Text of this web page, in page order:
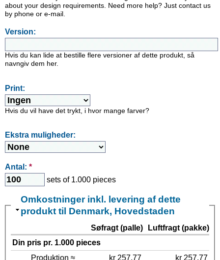
about your design requirements. Need more help? Just contact us
by phone or e-mail.
Version:
Hvis du kan lide at bestille flere versioner af dette produkt, så
navngiv dem her.
Print:
Hvis du vil have det trykt, i hvor mange farver?
Ekstra muligheder:
Antal: *
sets of 1.000 pieces
Omkostninger inkl. levering af dette
produkt til Denmark, Hovedstaden
Søfragt (palle)
Luftfragt (pakke)
Din pris pr. 1.000 pieces
Produktion ≈
kr 257,77
kr 257,77